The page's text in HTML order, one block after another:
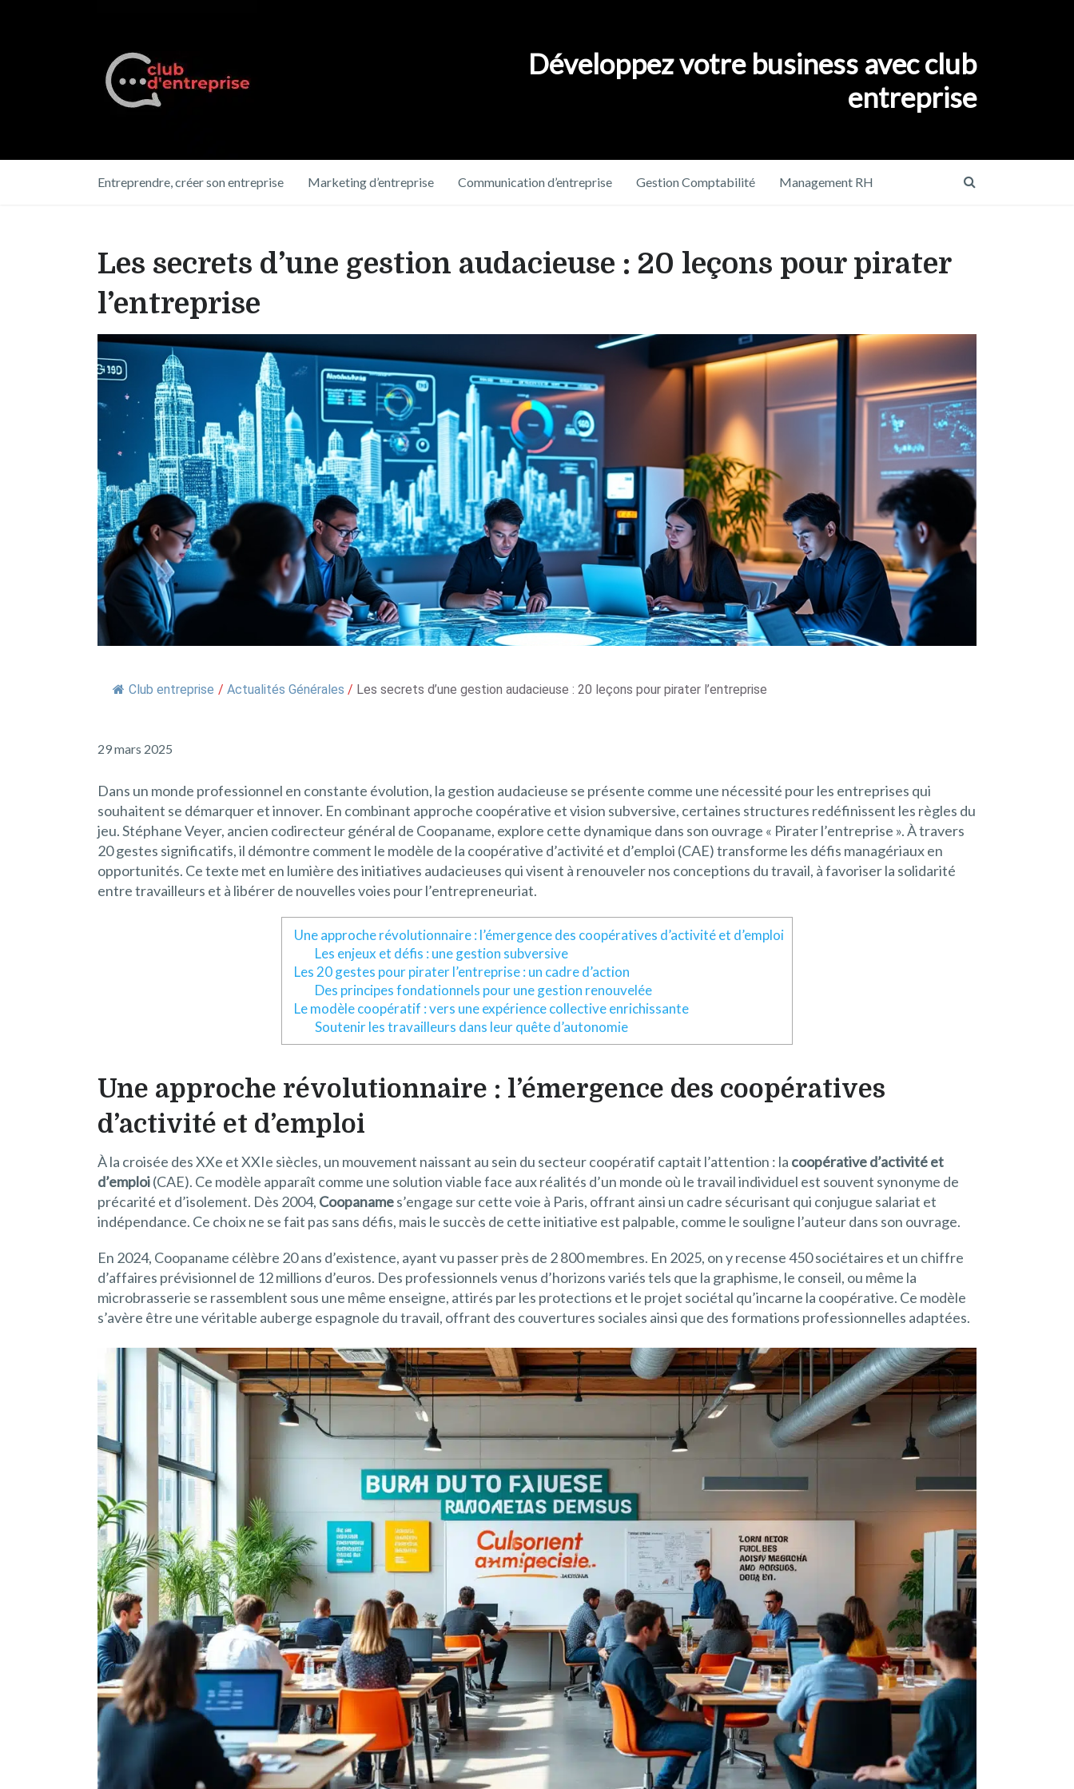
Développez votre business avec club
entreprise
Entreprendre, créer son entreprise Marketing d’entreprise Communication d’entreprise Gestion Comptabilité Management RH
Les secrets d’une gestion audacieuse : 20 leçons pour pirater
l’entreprise
Club entreprise / Actualités Générales / Les secrets d’une gestion audacieuse : 20 leçons pour pirater l’entreprise
29 mars 2025
Dans un monde professionnel en constante évolution, la gestion audacieuse se présente comme une nécessité pour les entreprises qui
souhaitent se démarquer et innover. En combinant approche coopérative et vision subversive, certaines structures redéfinissent les règles du
jeu. Stéphane Veyer, ancien codirecteur général de Coopaname, explore cette dynamique dans son ouvrage « Pirater l’entreprise ». À travers
20 gestes significatifs, il démontre comment le modèle de la coopérative d’activité et d’emploi (CAE) transforme les défis managériaux en
opportunités. Ce texte met en lumière des initiatives audacieuses qui visent à renouveler nos conceptions du travail, à favoriser la solidarité
entre travailleurs et à libérer de nouvelles voies pour l’entrepreneuriat.
Une approche révolutionnaire : l’émergence des coopératives d’activité et d’emploi
Les enjeux et défis : une gestion subversive
Les 20 gestes pour pirater l’entreprise : un cadre d’action
Des principes fondationnels pour une gestion renouvelée
Le modèle coopératif : vers une expérience collective enrichissante
Soutenir les travailleurs dans leur quête d’autonomie
Une approche révolutionnaire : l’émergence des coopératives
d’activité et d’emploi
À la croisée des XXe et XXIe siècles, un mouvement naissant au sein du secteur coopératif captait l’attention : la coopérative d’activité et
d’emploi(CAE). Ce modèle apparaît comme une solution viable face aux réalités d’un monde où le travail individuel est souvent synonyme de
précarité et d’isolement. Dès 2004, Coopanames’engage sur cette voie à Paris, offrant ainsi un cadre sécurisant qui conjugue salariat et
indépendance. Ce choix ne se fait pas sans défis, mais le succès de cette initiative est palpable, comme le souligne l’auteur dans son ouvrage.
En 2024, Coopaname célèbre 20 ans d’existence, ayant vu passer près de 2 800 membres. En 2025, on y recense 450 sociétaires et un chiffre
d’affaires prévisionnel de 12 millions d’euros. Des professionnels venus d’horizons variés tels que la graphisme, le conseil, ou même la
microbrasserie se rassemblent sous une même enseigne, attirés par les protections et le projet sociétal qu’incarne la coopérative. Ce modèle
s’avère être une véritable auberge espagnole du travail, offrant des couvertures sociales ainsi que des formations professionnelles adaptées.